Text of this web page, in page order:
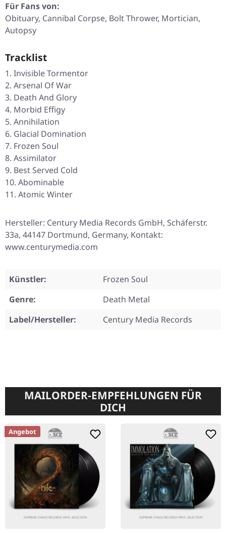
Für Fans von:
Obituary, Cannibal Corpse, Bolt Thrower, Mortician,
Autopsy
Tracklist
Invisible Tormentor
Arsenal Of War
Death And Glory
Morbid Effigy
Annihilation
Glacial Domination
Frozen Soul
Assimilator
Best Served Cold
Abominable
Atomic Winter
Hersteller: Century Media Records GmbH, Schäferstr.
33a, 44147 Dortmund, Germany, Kontakt:
www.centurymedia.com
Künstler:
Frozen Soul
Genre:
Death Metal
Label/Hersteller:
Century Media Records
MAILORDER-EMPFEHLUNGEN FÜR
DICH
Angebot